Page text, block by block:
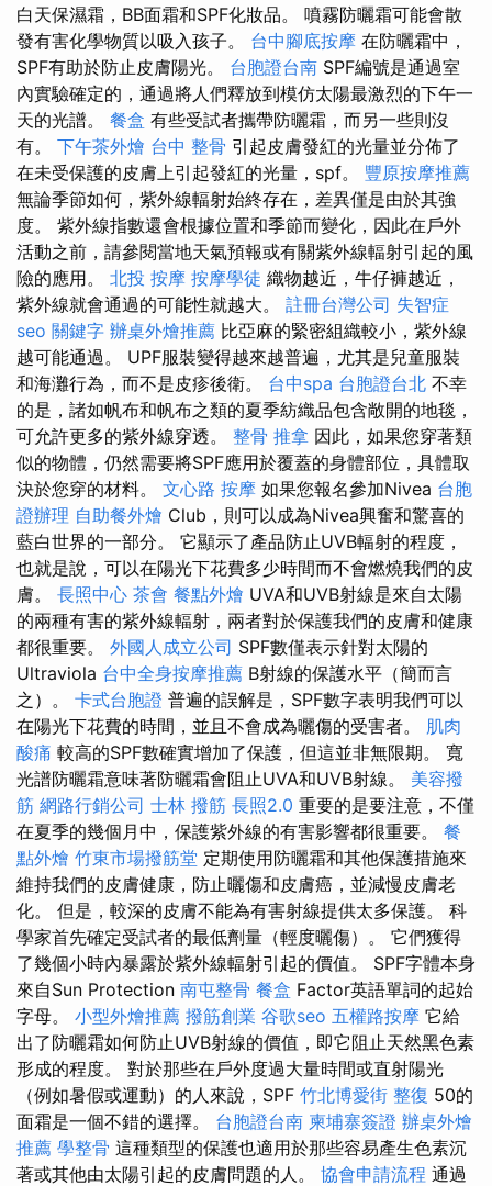
白天保濕霜，BB面霜和SPF化妝品。 噴霧防曬霜可能會散
發有害化學物質以吸入孩子。 台中腳底按摩 在防曬霜中，
SPF有助於防止皮膚陽光。 台胞證台南 SPF編號是通過室
內實驗確定的，通過將人們釋放到模仿太陽最激烈的下午一
天的光譜。 餐盒 有些受試者攜帶防曬霜，而另一些則沒
有。 下午茶外燴 台中 整骨 引起皮膚發紅的光量並分佈了
在未受保護的皮膚上引起發紅的光量，spf。 豐原按摩推薦
無論季節如何，紫外線輻射始終存在，差異僅是由於其強
度。 紫外線指數還會根據位置和季節而變化，因此在戶外
活動之前，請參閱當地天氣預報或有關紫外線輻射引起的風
險的應用。 北投 按摩 按摩學徒 織物越近，牛仔褲越近，
紫外線就會通過的可能性就越大。 註冊台灣公司 失智症
seo 關鍵字 辦桌外燴推薦 比亞麻的緊密組織較小，紫外線
越可能通過。 UPF服裝變得越來越普遍，尤其是兒童服裝
和海灘行為，而不是皮疹後衛。 台中spa 台胞證台北 不幸
的是，諸如帆布和帆布之類的夏季紡織品包含敞開的地毯，
可允許更多的紫外線穿透。 整骨 推拿 因此，如果您穿著類
似的物體，仍然需要將SPF應用於覆蓋的身體部位，具體取
決於您穿的材料。 文心路 按摩 如果您報名參加Nivea 台胞
證辦理 自助餐外燴 Club，則可以成為Nivea興奮和驚喜的
藍白世界的一部分。 它顯示了產品防止UVB輻射的程度，
也就是說，可以在陽光下花費多少時間而不會燃燒我們的皮
膚。 長照中心 茶會 餐點外燴 UVA和UVB射線是來自太陽
的兩種有害的紫外線輻射，兩者對於保護我們的皮膚和健康
都很重要。 外國人成立公司 SPF數僅表示針對太陽的
Ultraviola 台中全身按摩推薦 B射線的保護水平（簡而言
之）。 卡式台胞證 普遍的誤解是，SPF數字表明我們可以
在陽光下花費的時間，並且不會成為曬傷的受害者。 肌肉
酸痛 較高的SPF數確實增加了保護，但這並非無限期。 寬
光譜防曬霜意味著防曬霜會阻止UVA和UVB射線。 美容撥
筋 網路行銷公司 士林 撥筋 長照2.0 重要的是要注意，不僅
在夏季的幾個月中，保護紫外線的有害影響都很重要。 餐
點外燴 竹東市場撥筋堂 定期使用防曬霜和其他保護措施來
維持我們的皮膚健康，防止曬傷和皮膚癌，並減慢皮膚老
化。 但是，較深的皮膚不能為有害射線提供太多保護。 科
學家首先確定受試者的最低劑量（輕度曬傷）。 它們獲得
了幾個小時內暴露於紫外線輻射引起的價值。 SPF字體本身
來自Sun Protection 南屯整骨 餐盒 Factor英語單詞的起始
字母。 小型外燴推薦 撥筋創業 谷歌seo 五權路按摩 它給
出了防曬霜如何防止UVB射線的價值，即它阻止天然黑色素
形成的程度。 對於那些在戶外度過大量時間或直射陽光
（例如暑假或運動）的人來說，SPF 竹北博愛街 整復 50的
面霜是一個不錯的選擇。 台胞證台南 柬埔寨簽證 辦桌外燴
推薦 學整骨 這種類型的保護也適用於那些容易產生色素沉
著或其他由太陽引起的皮膚問題的人。 協會申請流程 通過